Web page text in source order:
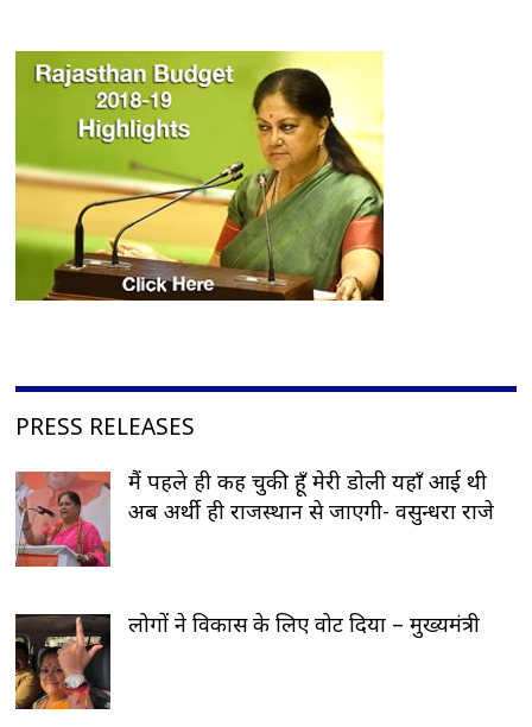
PRESS RELEASES
मैं पहले ही कह चुकी हूँ मेरी डोली यहाँ आई थी
अब अर्थी ही राजस्थान से जाएगी- वसुन्धरा राजे
लोगों ने विकास के लिए वोट दिया – मुख्यमंत्री